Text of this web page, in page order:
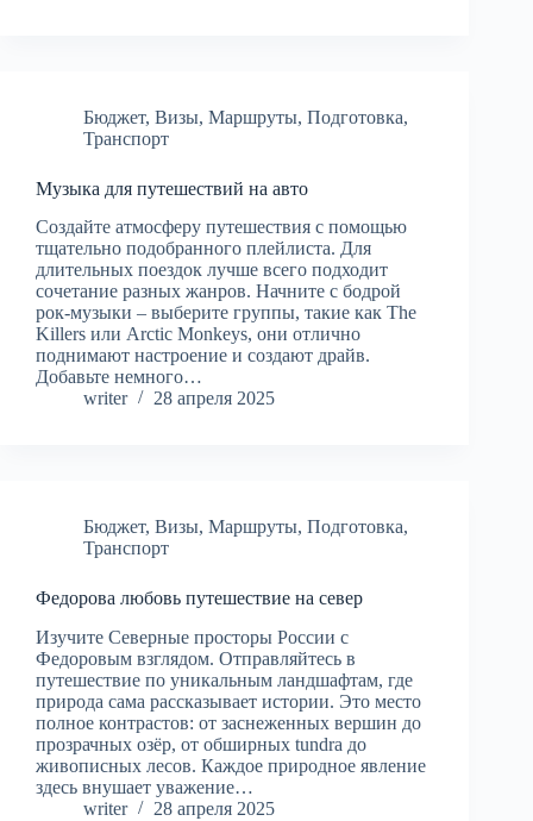
Бюджет, Визы, Маршруты, Подготовка,
Транспорт
Музыка для путешествий на авто
Создайте атмосферу путешествия с помощью
тщательно подобранного плейлиста. Для
длительных поездок лучше всего подходит
сочетание разных жанров. Начните с бодрой
рок-музыки – выберите группы, такие как The
Killers или Arctic Monkeys, они отлично
поднимают настроение и создают драйв.
Добавьте немного…
writer
28 апреля 2025
Бюджет, Визы, Маршруты, Подготовка,
Транспорт
Федорова любовь путешествие на север
Изучите Северные просторы России с
Федоровым взглядом. Отправляйтесь в
путешествие по уникальным ландшафтам, где
природа сама рассказывает истории. Это место
полное контрастов: от заснеженных вершин до
прозрачных озёр, от обширных tundra до
живописных лесов. Каждое природное явление
здесь внушает уважение…
writer
28 апреля 2025